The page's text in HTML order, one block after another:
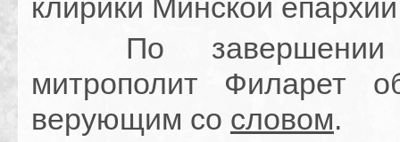
клирики Минской
По завершении
митрополит Филарет
верующим со словом.